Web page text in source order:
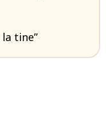
tine”